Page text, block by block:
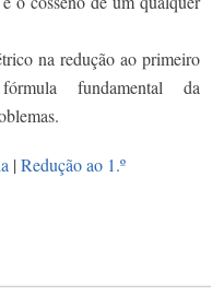
na redução ao primeiro
fundamental da
|Redução ao 1.º